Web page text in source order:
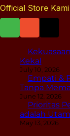
Official Store Kami
Kekal
July 10, 2026
Empati &
Tanpa
June 12, 2026
Prioritas
adalah
May 13, 2026